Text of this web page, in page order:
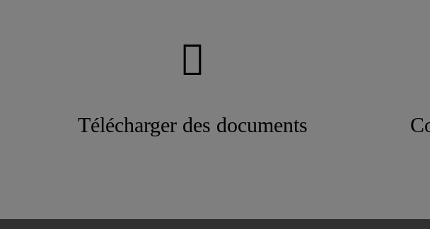
Télécharger des documents